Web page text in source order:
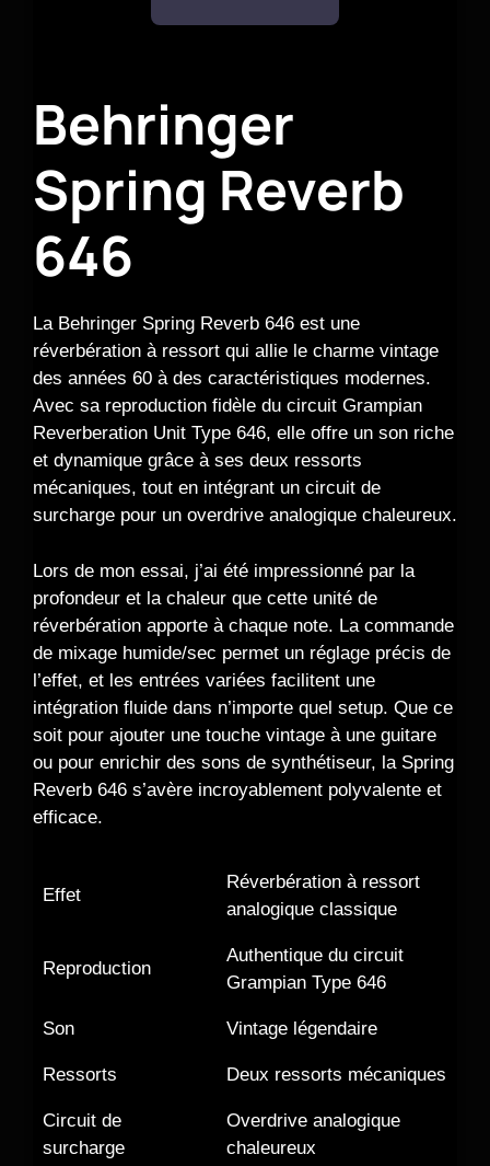
Behringer
Spring Reverb
646
La Behringer Spring Reverb 646 est une
réverbération à ressort qui allie le charme vintage
des années 60 à des caractéristiques modernes.
Avec sa reproduction fidèle du circuit Grampian
Reverberation Unit Type 646, elle offre un son riche
et dynamique grâce à ses deux ressorts
mécaniques, tout en intégrant un circuit de
surcharge pour un overdrive analogique chaleureux.
Lors de mon essai, j’ai été impressionné par la
profondeur et la chaleur que cette unité de
réverbération apporte à chaque note. La commande
de mixage humide/sec permet un réglage précis de
l’effet, et les entrées variées facilitent une
intégration fluide dans n’importe quel setup. Que ce
soit pour ajouter une touche vintage à une guitare
ou pour enrichir des sons de synthétiseur, la Spring
Reverb 646 s’avère incroyablement polyvalente et
efficace.
Effet
Réverbération à ressort
analogique classique
Reproduction
Authentique du circuit
Grampian Type 646
Son Vintage légendaire
Ressorts Deux ressorts mécaniques
Circuit de
surcharge
Overdrive analogique
chaleureux